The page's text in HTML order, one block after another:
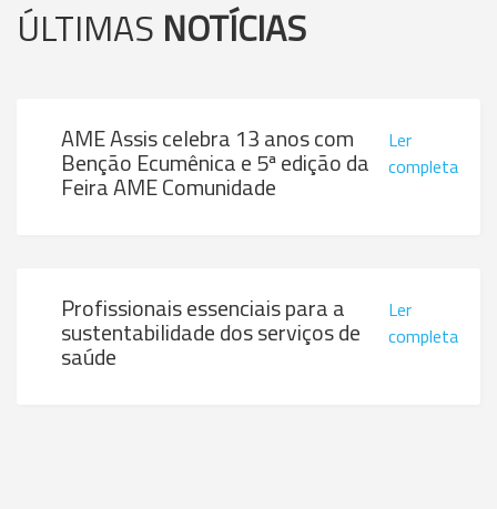
ÚLTIMAS NOTÍCIAS
AME Assis celebra 13 anos com
Benção Ecumênica e 5ª edição da
Feira AME Comunidade
Ler
completa
Profissionais essenciais para a
sustentabilidade dos serviços de
saúde
Ler
completa